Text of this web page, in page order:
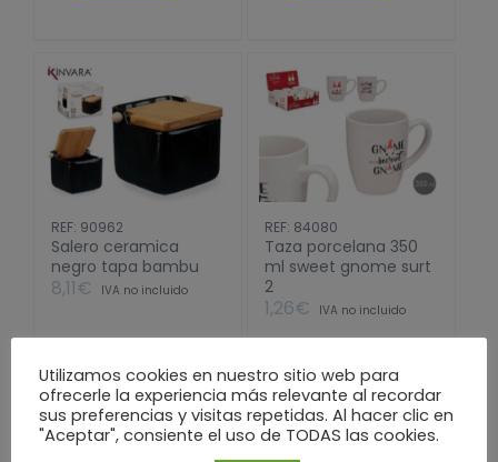
REF: 90962
Salero ceramica
negro tapa bambu
8,11€ IVA no incluido
Salero
ceramica
negro
Añadir al carrito
REF: 84080
Taza porcelana 350
ml sweet gnome surt
2
1,26€ IVA no incluido
Taza
porcelana
350
Añadir al carrito
Utilizamos cookies en nuestro sitio web para
ofrecerle la experiencia más relevante al recordar
sus preferencias y visitas repetidas. Al hacer clic en
"Aceptar", consiente el uso de TODAS las cookies.